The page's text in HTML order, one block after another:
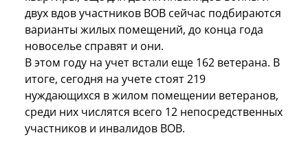
двух вдов участников ВОВ сейчас подбираются
варианты жилых помещений, до конца года
новоселье справят и они.
В этом году на учет встали еще 162 ветерана. В
итоге, сегодня на учете стоят 219
нуждающихся в жилом помещении ветеранов,
среди них числятся всего 12 непосредственных
участников и инвалидов ВОВ.